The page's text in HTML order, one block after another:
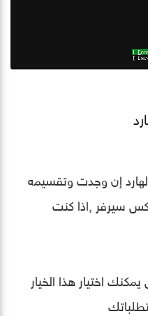
إن وجدت وتقسيمه
سيرفر ,اذا كنت
اختيار هذا الخيار